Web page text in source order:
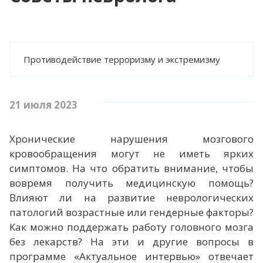
Противодействие терроризму и экстремизму
21 июля 2023
Хронические нарушения мозгового
кровообращения могут не иметь ярких
симптомов. На что обратить внимание, чтобы
вовремя получить медицинскую помощь?
Влияют ли на развитие неврологических
патологий возрастные или гендерные факторы?
Как можно поддержать работу головного мозга
без лекарств? На эти и другие вопросы в
программе «Актуальное интервью» отвечает
НАЦИОНАЛЬНЫЙ ПРОЕКТ "СЕМЬЯ"
ДОКУМЕНТЫ
НОРМАТИВНО-ПРАВОВЫЕ АКТЫ
СЕВАСТОПОЛЯ
НОРМАТИВНО-ПРАВОВЫЕ АКТЫ
ДЕПАРТАМЕНТА ЗДРАВООХРАНЕНИЯ
МОНИТОРИНГ ИСПОЛНЕНИЯ
ГОСУДАРСТВЕННОГО ЗАДАНИЯ
МЕТОДИЧЕСКИЕ РЕКОМЕНДАЦИИ